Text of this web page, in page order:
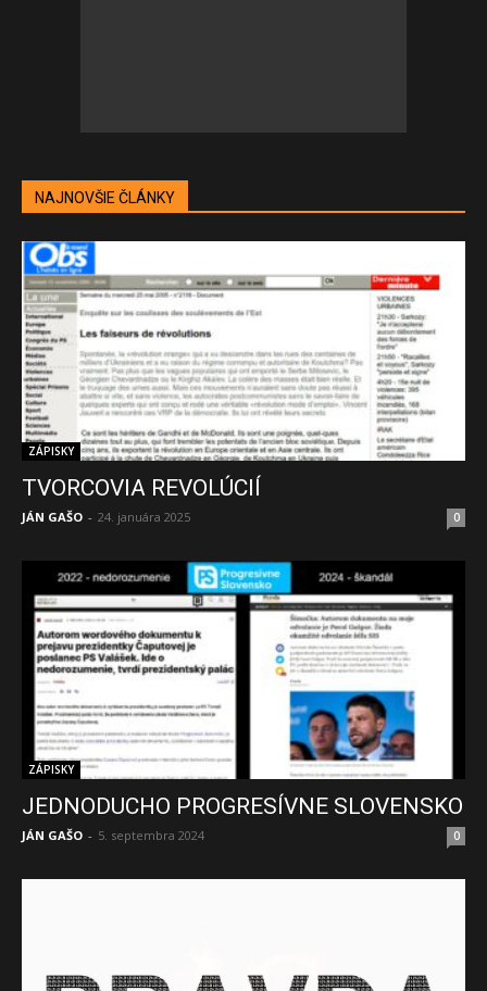
NAJNOVŠIE ČLÁNKY
ZÁPISKY
TVORCOVIA REVOLÚCIÍ
JÁN GAŠO - 24. januára 2025 0
ZÁPISKY
JEDNODUCHO PROGRESÍVNE SLOVENSKO
JÁN GAŠO - 5. septembra 2024 0